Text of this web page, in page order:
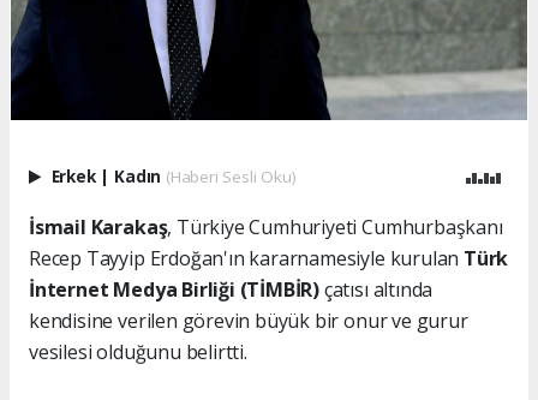
Erkek | Kadın (Haberi Sesli Oku)
İsmail Karakaş, Türkiye Cumhuriyeti Cumhurbaşkanı
Recep Tayyip Erdoğan'ın kararnamesiyle kurulan Türk
İnternet Medya Birliği (TİMBİR)çatısı altında
kendisine verilen görevin büyük bir onur ve gurur
vesilesi olduğunu belirtti.